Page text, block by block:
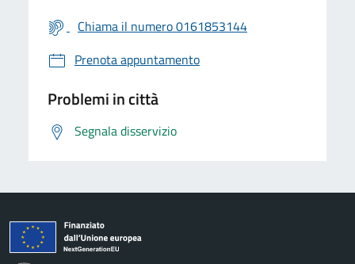
Chiama il numero 0161853144
Prenota appuntamento
Problemi in città
Segnala disservizio